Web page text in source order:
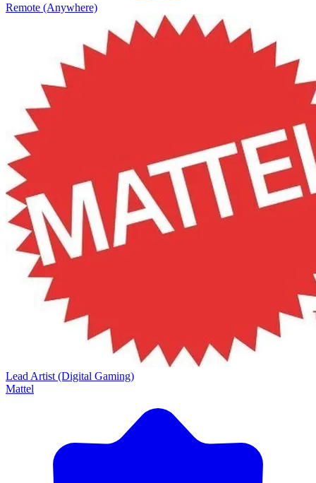
Remote (Anywhere)
Lead Artist (Digital Gaming)
Mattel